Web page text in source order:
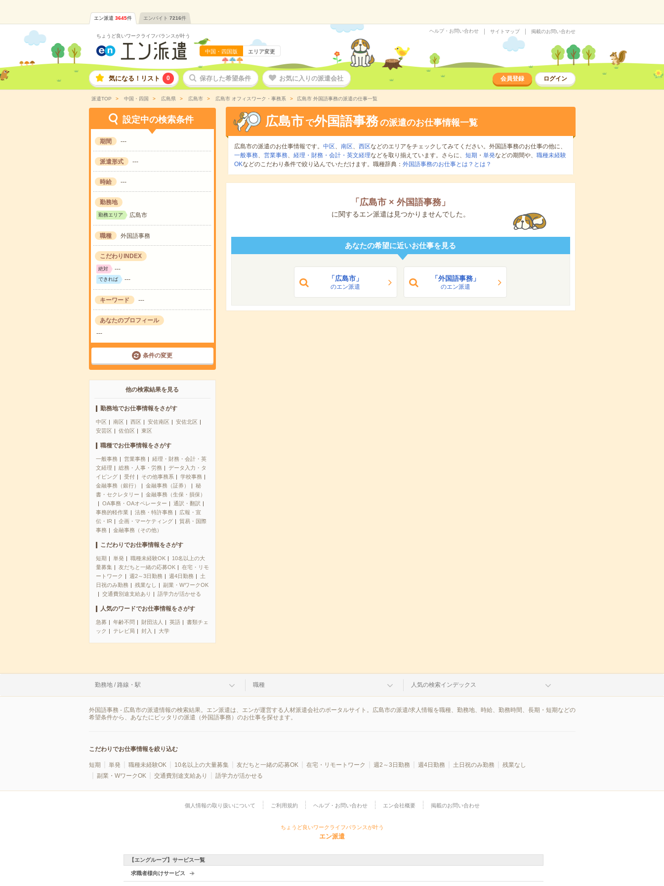
エン派遣 3645件 エンバイト 7216件
ちょうど良いワークライフバランスが叶う
中国・四国版 エリア変更
ヘルプ・お問い合わせ サイトマップ 掲載のお問い合わせ
気になる！リスト 0 保存した希望条件 お気に入りの派遣会社 会員登録 ログイン
派遣TOP 中国・四国 広島県 広島市 広島市 オフィスワーク・事務系 広島市 外国語事務の派遣の仕事一覧
設定中の検索条件
期間 ---
派遣形式 ---
時給 ---
勤務地
勤務エリア 広島市
職種 外国語事務
こだわりINDEX
絶対 ---
できれば ---
キーワード ---
あなたのプロフィール
---
条件の変更
他の検索結果を見る
勤務地でお仕事情報をさがす
中区 南区 西区 安佐南区
安佐北区
安芸区
佐伯区 東区
職種でお仕事情報をさがす
一般事務 営業事務
経理・財務・会計・英
文経理
総務・人事・労務
データ入力・タ
イピング
受付 その他事務系
学校事務
金融事務（銀行）
金融事務（証券）
秘
書・セクレタリー
金融事務（生保・損保）
OA事務・OAオペレーター
通訳・翻訳
事務的軽作業
法務・特許事務
広報・宣
伝・IR
企画・マーケティング
貿易・国際
事務
金融事務（その他）
こだわりでお仕事情報をさがす
短期 単発 職種未経験OK
10名以上の大
量募集
友だちと一緒の応募OK
在宅・リモ
ートワーク
週2～3日勤務 週4日勤務
土
日祝のみ勤務
残業なし
副業・WワークOK
交通費別途支給あり
語学力が活かせる
人気のワードでお仕事情報をさがす
急募 年齢不問 財団法人 英語
書類チェ
ック
テレビ局 封入 大学
広島市 で外国語事務の派遣のお仕事情報一覧
広島市の派遣のお仕事情報です。 中区、 南区、 西区などのエリアをチェックしてみてください。外国語事務のお仕事の他に、
一般事務、 営業事務、 経理・財務・会計・英文経理などを取り揃えています。さらに、 短期 ・ 単発などの期間や、 職種未経験
OKなどのこだわり条件で絞り込んでいただけます。職種辞典： 外国語事務のお仕事とは？とは？
「 広島市 × 外国語事務 」
に関するエン派遣は見つかりませんでした。
あなたの希望に近いお仕事を見る
「広島市」
のエン派遣
「外国語事務」
のエン派遣
勤務地 / 路線・駅 職種 人気の検索インデックス
外国語事務 - 広島市の派遣情報の検索結果。エン派遣は、エンが運営する人材派遣会社のポータルサイト。広島市の派遣/求人情報を職種、勤務地、時給、勤務時間、長期・短期などの
希望条件から、あなたにピッタリの派遣（外国語事務）のお仕事を探せます。
こだわりでお仕事情報を絞り込む
短期 単発 職種未経験OK 10名以上の大量募集 友だちと一緒の応募OK 在宅・リモートワーク 週2～3日勤務 週4日勤務 土日祝のみ勤務
残業なし
副業・WワークOK
交通費別途支給あり 語学力が活かせる
個人情報の取り扱いについて ご利用規約 ヘルプ・お問い合わせ エン会社概要 掲載のお問い合わせ
ちょうど良いワークライフバランスが叶う
エン派遣
【エングループ】サービス一覧
求職者様向けサービス